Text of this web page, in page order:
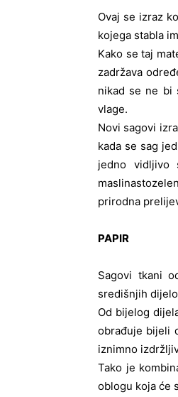
Ovaj se izraz
kojega stabla
Kako se taj
zadržava
nikad se ne bi
vlage.
Novi sagovi
kada se sag
jedno
prirodna
PAPIR
Sagovi tkani
središnjih
Od bijelog
obrađuje bijeli
iznimno
Tako je
oblogu koja će